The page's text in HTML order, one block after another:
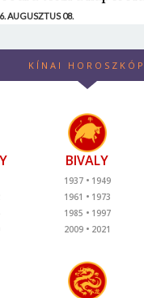
AUGUSZTUS 08.
KÍNAI HOROSZKÓP
BIVALY
1937
1949
1961
1973
1985
1997
2009
2021